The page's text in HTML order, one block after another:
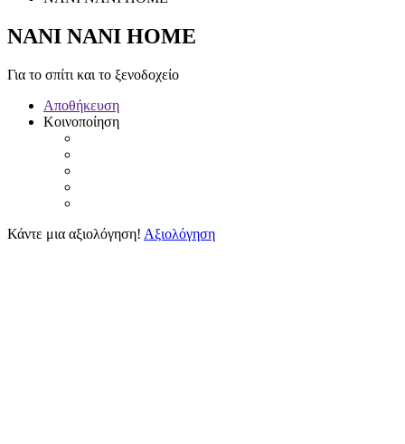
NANI NANI HOME
Για το σπίτι και το ξενοδοχείο
Αποθήκευση
Κοινοποίηση
Κάντε μια αξιολόγηση! Αξιολόγηση